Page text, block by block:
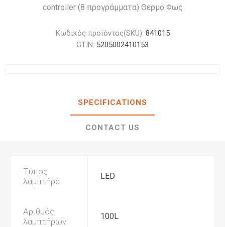
controller (8 προγράμματα) Θερμό Φως
Κωδικός προϊόντος(SKU): 841015
GTIN: 5205002410153
SPECIFICATIONS
CONTACT US
Τύπος
λαμπτήρα
LED
Αριθμός
λαμπτήρων
100L